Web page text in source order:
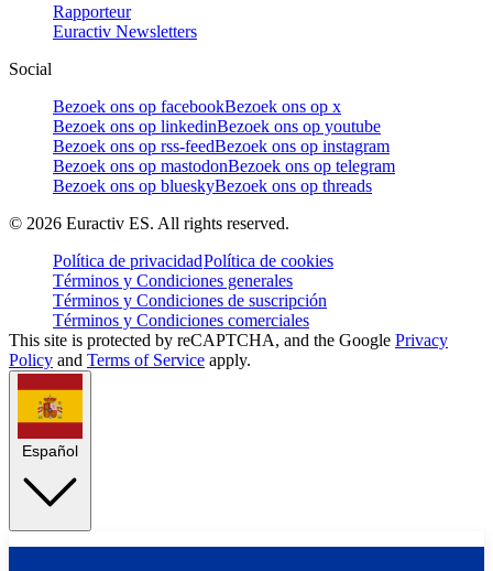
Rapporteur
Euractiv Newsletters
Social
Bezoek ons op facebookBezoek ons op x
Bezoek ons op linkedinBezoek ons op youtube
Bezoek ons op rss-feedBezoek ons op instagram
Bezoek ons op mastodonBezoek ons op telegram
Bezoek ons op blueskyBezoek ons op threads
© 2026 Euractiv ES. All rights reserved.
Política de privacidadPolítica de cookies
Términos y Condiciones generales
Términos y Condiciones de suscripción
Términos y Condiciones comerciales
This site is protected by reCAPTCHA, and the Google Privacy
Policy and Terms of Service apply.
Español